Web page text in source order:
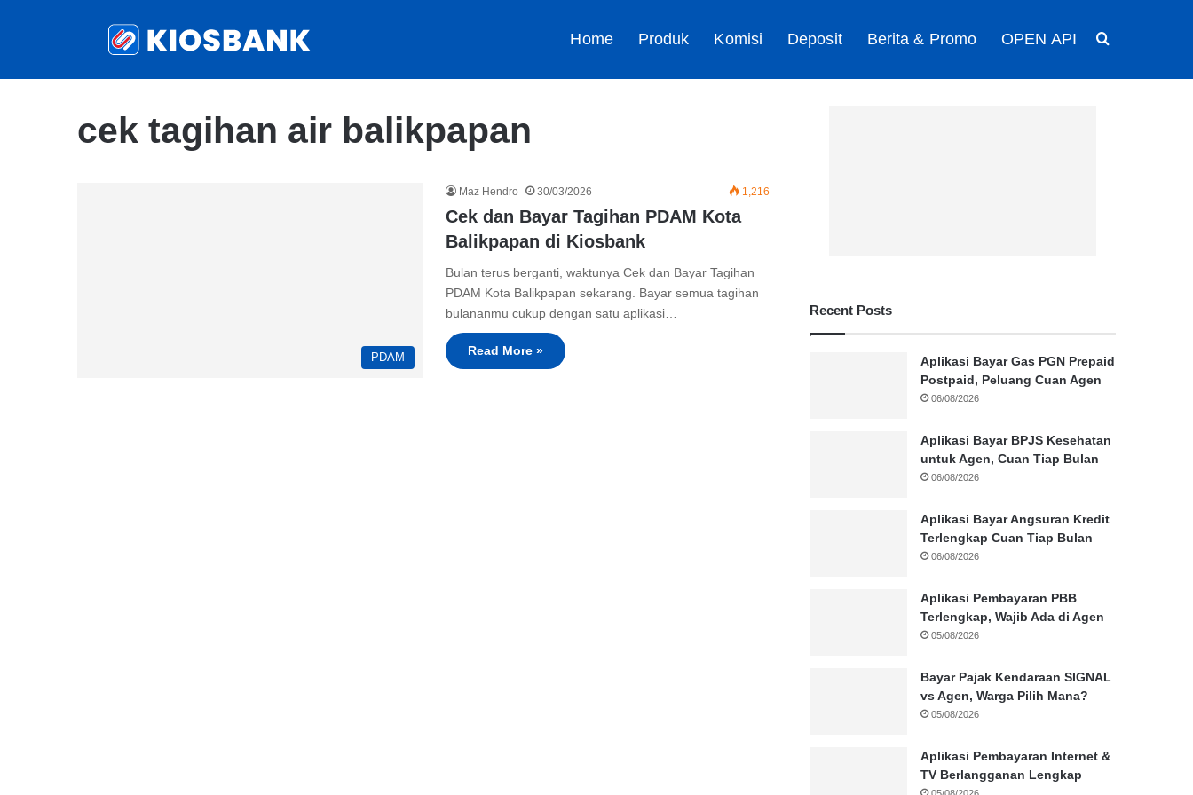
Home Produk Komisi Deposit Berita & Promo OPEN API
cek tagihan air balikpapan
PDAM
Maz Hendro 30/03/2026 1,216
Cek dan Bayar Tagihan PDAM Kota
Balikpapan di Kiosbank
Bulan terus berganti, waktunya Cek dan Bayar Tagihan
PDAM Kota Balikpapan sekarang. Bayar semua tagihan
bulananmu cukup dengan satu aplikasi…
Read More »
Recent Posts
Aplikasi Bayar Gas PGN Prepaid
Postpaid, Peluang Cuan Agen
06/08/2026
Aplikasi Bayar BPJS Kesehatan
untuk Agen, Cuan Tiap Bulan
06/08/2026
Aplikasi Bayar Angsuran Kredit
Terlengkap Cuan Tiap Bulan
06/08/2026
Aplikasi Pembayaran PBB
Terlengkap, Wajib Ada di Agen
05/08/2026
Bayar Pajak Kendaraan SIGNAL
vs Agen, Warga Pilih Mana?
05/08/2026
Aplikasi Pembayaran Internet &
TV Berlangganan Lengkap